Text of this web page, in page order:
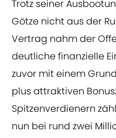
Trotz seiner
Götze nicht aus der
Vertrag nahm der
deutliche finanzielle
zuvor mit einem
plus attraktiven
Spitzenverdienern
nun bei rund zwei